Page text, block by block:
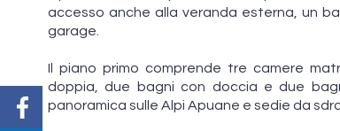
accesso anche alla veranda esterna, un
garage.
Il piano primo comprende tre camere
doppia, due bagni con doccia e due
panoramica sulle Alpi Apuane e sedie da